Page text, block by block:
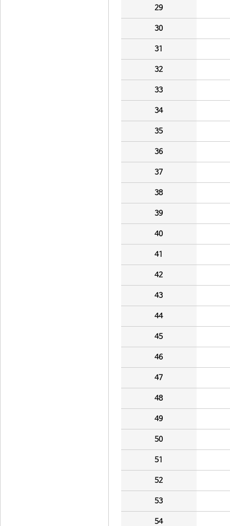
29
30
31
32
33
34
35
36
37
38
39
40
41
42
43
44
45
46
47
48
49
50
51
52
53
54